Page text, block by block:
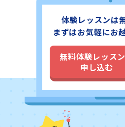
体験レッスンは
まずはお気軽にお
無料体験レッス
申し込む